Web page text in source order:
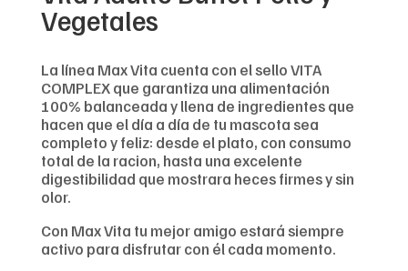
Vegetales
La línea Max Vita cuenta con el sello VITA
COMPLEX que garantiza una alimentación
100% balanceada y llena de ingredientes que
hacen que el día a día de tu mascota sea
completo y feliz: desde el plato, con consumo
total de la racion, hasta una excelente
digestibilidad que mostrara heces firmes y sin
olor.
Con Max Vita tu mejor amigo estará siempre
activo para disfrutar con él cada momento.